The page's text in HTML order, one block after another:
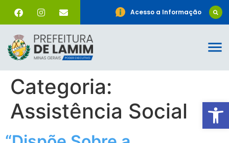
Acesso a Informação
Categoria:
Assistência Social